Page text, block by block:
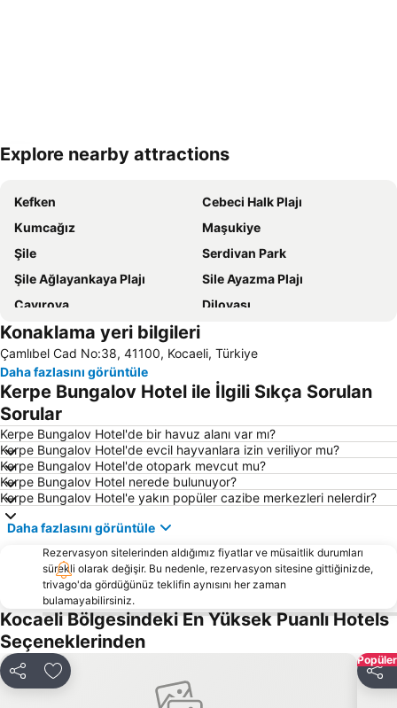
Haritayı genişlet
Explore nearby attractions
Kefken
Cebeci Halk Plajı
Kumcağız
Maşukiye
Şile
Serdivan Park
Şile Ağlayankaya Plajı
Sile Ayazma Plajı
Çayırova
Dilovası
Kartepe
Sakarya Otobüs Terminali
Çark Сaddesi
Aqua Park
İzmit Tren Garı
Adapazarı Tren Garı
Kaynarca
İstanbuldere Alabalık Evi
Fethiye Caddesi
Natürköy
Büyükderbent Tren Garı
Kocaeli Fuarı
Kocaeli Cengiz Topel Havalimanı
Ali Fuat Paşa Tren Garı
Eker Lokantası
Regional Cultures Fair
Konaklama yeri bilgileri
Çamlıbel Cad No:38, 41100, Kocaeli, Türkiye
Daha fazlasını görüntüle
Kerpe Bungalov Hotel ile İlgili Sıkça Sorulan
Sorular
Kerpe Bungalov Hotel'de bir havuz alanı var mı?
Kerpe Bungalov Hotel'de evcil hayvanlara izin veriliyor mu?
Kerpe Bungalov Hotel'de otopark mevcut mu?
Kerpe Bungalov Hotel nerede bulunuyor?
Kerpe Bungalov Hotel'e yakın popüler cazibe merkezleri nelerdir?
Daha fazlasını görüntüle
Rezervasyon sitelerinden aldığımız fiyatlar ve müsaitlik durumları
sürekli olarak değişir. Bu nedenle, rezervasyon sitesine gittiğinizde,
trivago'da gördüğünüz teklifin aynısını her zaman
bulamayabilirsiniz.
Kocaeli Bölgesindeki En Yüksek Puanlı Hotels
Seçeneklerinden
Paylaş Favorilerime ekle